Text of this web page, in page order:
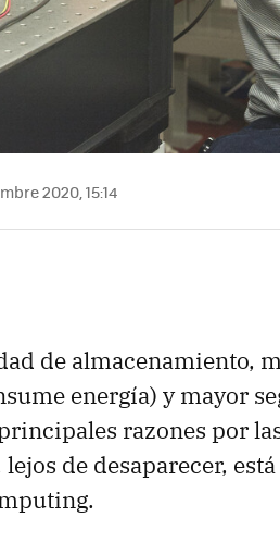
2020, 15:14
de almacenamiento,
energía) y mayor
razones por
lejos de desaparecer,